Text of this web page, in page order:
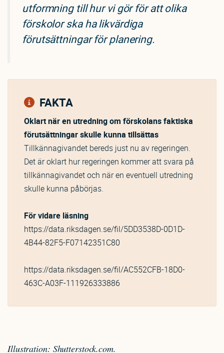
utformning till hur vi gör för att olika
förskolor ska ha likvärdiga
förutsättningar för planering.
FAKTA
Oklart när en utredning om förskolans faktiska
förutsättningar skulle kunna tillsättas
Tillkännagivandet bereds just nu av regeringen.
Det är oklart hur regeringen kommer att svara på
tillkännagivandet och när en eventuell utredning
skulle kunna påbörjas.
För vidare läsning
https://data.riksdagen.se/fil/5DD3538D-0D1D-
4B44-82F5-F07142351C80
https://data.riksdagen.se/fil/AC552CFB-18D0-
463C-A03F-111926333886
Illustration: Shutterstock.com.